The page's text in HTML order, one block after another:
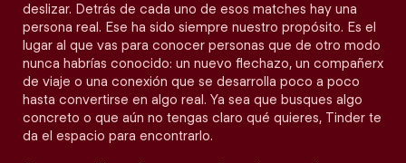
deslizar. Detrás de cada uno de esos matches hay una
persona real. Ese ha sido siempre nuestro propósito. Es el
lugar al que vas para conocer personas que de otro modo
nunca habrías conocido: un nuevo flechazo, un compañerx
de viaje o una conexión que se desarrolla poco a poco
hasta convertirse en algo real. Ya sea que busques algo
concreto o que aún no tengas claro qué quieres, Tinder te
da el espacio para encontrarlo.